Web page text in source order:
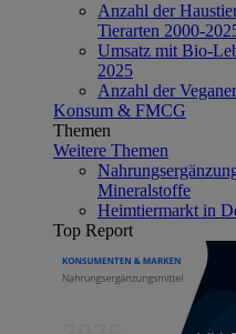
Anzahl der
Tierarten 2000-
Umsatz mit Bio-
2025
Anzahl der
Konsum & FMCG
Themen
Weitere Themen
Mineralstoffe
Heimtiermarkt in
Top Report